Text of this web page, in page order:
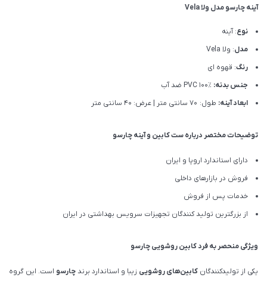
آینه چارسو مدل ولا Vela
نوع: آینه
مدل: ولا Vela
رنگ: قهوه ای
جنس بدنه:
ابعاد آینه: طول: 70 سانتی متر | عرض: 40 سانتی متر
توضیحات مختصر درباره ست کابین و آینه چارسو
دارای استاندارد اروپا و ایران
فروش در بازارهای داخلی
خدمات پس از فروش
از بزرگترین تولید کنندگان تجهیزات سرویس بهداشتی در ایران
ویژگی منحصر به فرد کابین روشویی چارسو
یکی از تولیدکنندگان کابین‌های روشویی زیبا و استاندارد برندچارسو است. این گروه